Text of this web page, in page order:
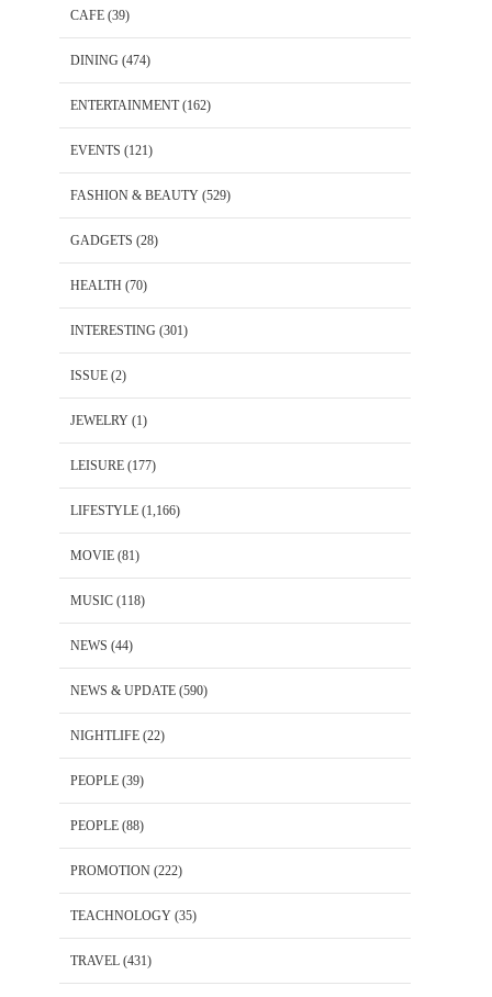
CAFE (39)
DINING (474)
ENTERTAINMENT(162)
EVENTS (121)
FASHION & BEAUTY (529)
GADGETS (28)
HEALTH (70)
INTERESTING (301)
ISSUE (2)
JEWELRY (1)
LEISURE (177)
LIFESTYLE (1,166)
MOVIE (81)
MUSIC (118)
NEWS (44)
NEWS & UPDATE (590)
NIGHTLIFE (22)
PEOPLE (39)
PEOPLE (88)
PROMOTION (222)
TEACHNOLOGY (35)
TRAVEL (431)